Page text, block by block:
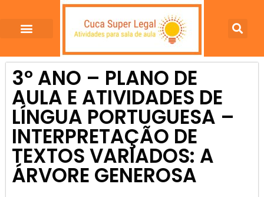
3º ANO – PLANO DE
AULA E ATIVIDADES DE
LÍNGUA PORTUGUESA –
INTERPRETAÇÃO DE
TEXTOS VARIADOS: A
ÁRVORE GENEROSA